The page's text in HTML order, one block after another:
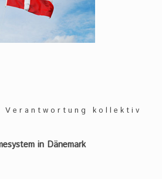
Verantwortung kollektiv
in Dänemark